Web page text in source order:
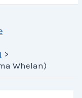
Whelan)